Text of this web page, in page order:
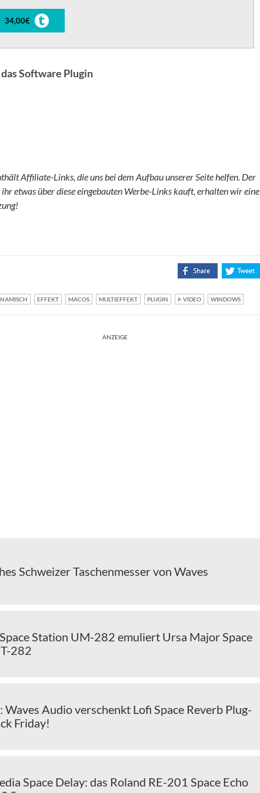
34,00€
Software Plugin
Affiliate-Links, die uns bei dem Aufbau unserer Seite helfen. Der
etwas über diese eingebauten Werbe-Links kauft, erhalten wir eine
EFFEKT MACOS MULTIEFFEKT PLUGIN VIDEO WINDOWS
ANZEIGE
Schweizer Taschenmesser von Waves
Station UM-282 emuliert Ursa Major Space
282
Waves Audio verschenkt Lofi Space Reverb Plug-
Friday!
Space Delay: das Roland RE-201 Space Echo